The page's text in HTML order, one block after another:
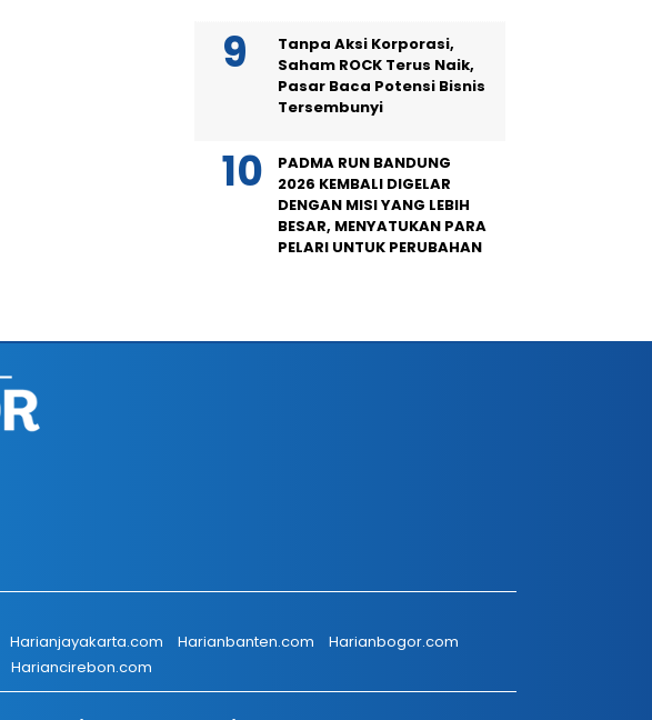
Tanpa Aksi Korporasi,
Saham ROCK Terus Naik,
Pasar Baca Potensi Bisnis
Tersembunyi
PADMA RUN BANDUNG
2026 KEMBALI DIGELAR
DENGAN MISI YANG LEBIH
BESAR, MENYATUKAN PARA
PELARI UNTUK PERUBAHAN
Harianjayakarta.com Harianbanten.com
Harianbogor.com
Hariancirebon.com